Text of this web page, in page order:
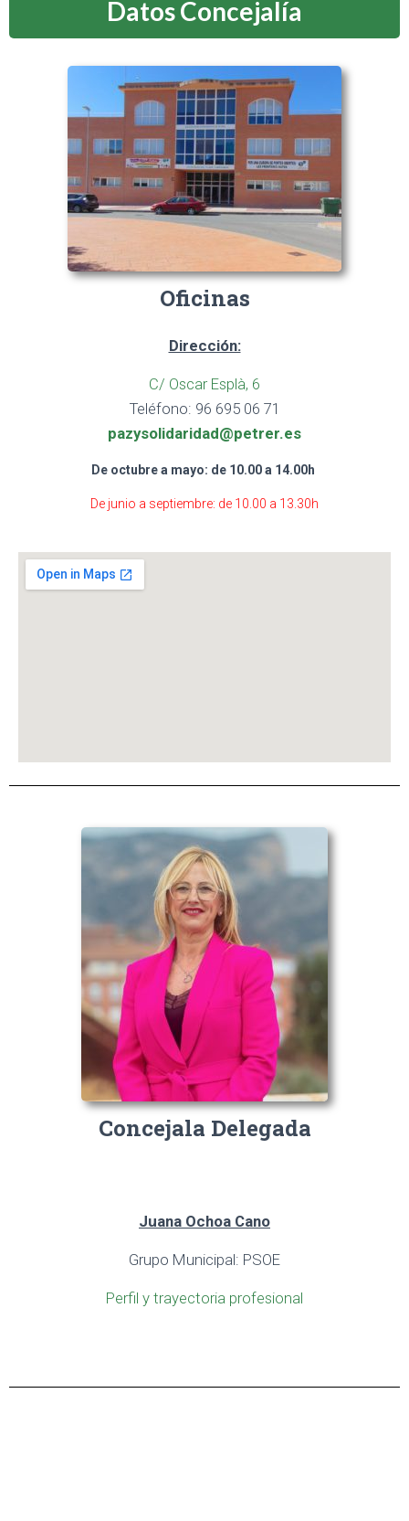
Datos Concejalía
Oficinas
Dirección:
C/ Oscar Esplà, 6
Teléfono: 96 695 06 71
pazysolidaridad@petrer.es
De octubre a mayo: de 10.00 a 14.00h
De junio a septiembre: de 10.00 a 13.30h
Concejala Delegada
Juana Ochoa Cano
Grupo Municipal: PSOE
Perfil y trayectoria profesional